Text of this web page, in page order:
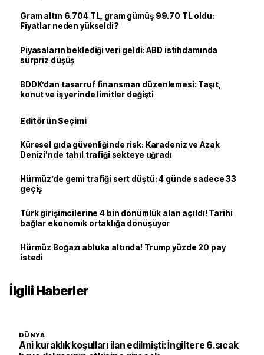
Gram altın 6.704 TL, gram gümüş 99.70 TL oldu:
Fiyatlar neden yükseldi?
Piyasaların beklediği veri geldi: ABD istihdamında
sürpriz düşüş
BDDK’dan tasarruf finansman düzenlemesi: Taşıt,
konut ve iş yerinde limitler değişti
Editörün Seçimi
Küresel gıda güvenliğinde risk: Karadeniz ve Azak
Denizi'nde tahıl trafiği sekteye uğradı
Hürmüz’de gemi trafiği sert düştü: 4 günde sadece 33
geçiş
Türk girişimcilerine 4 bin dönümlük alan açıldı! Tarihi
bağlar ekonomik ortaklığa dönüşüyor
Hürmüz Boğazı abluka altında! Trump yüzde 20 pay
istedi
İlgili Haberler
DÜNYA
Ani kuraklık koşulları ilan edilmişti: İngiltere 6.sıcak